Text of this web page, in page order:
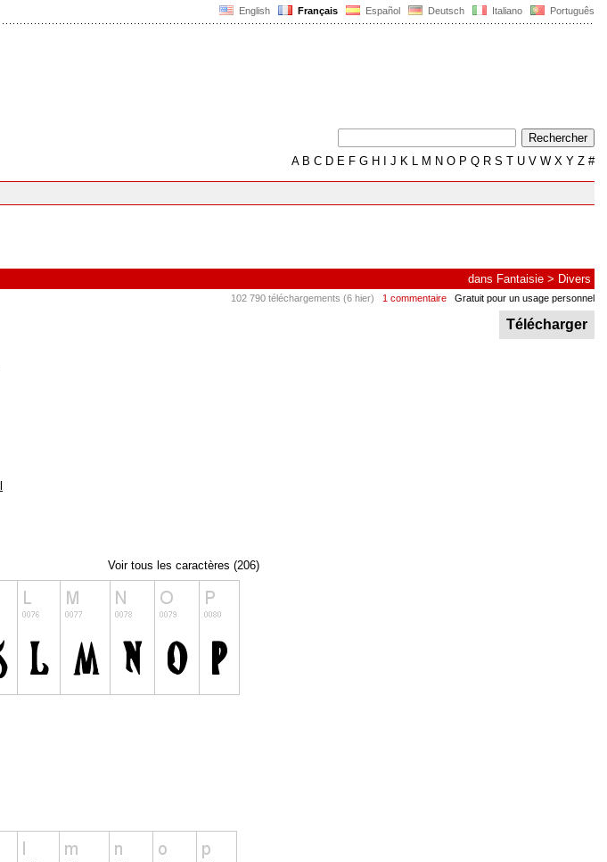
English Français Español Deutsch Italiano Português
AB C D E F G H J K L M N O P Q R S T U V W X Y Z #
dans Fantaisie > Divers
102 790 téléchargements (6 hier) 1 commentaire Gratuit pour un usage personnel
Télécharger
Voir tous les caractères (206)